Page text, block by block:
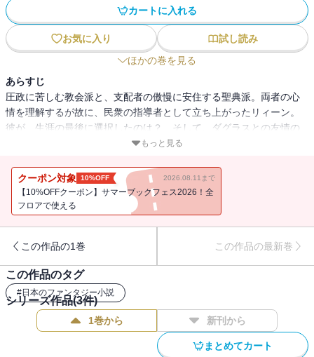
カートに入れる
お気に入り
試し読み
ほかの巻を見る
あらすじ
圧政に苦しむ教会派と、支配者の傲慢に安住する聖典派。両者の心
情を理解するが故に、民衆の指導者として立ち上がったリィーン。
彼が、生涯の最後に選択したのは？ そして、ダグラスとの友情の
行方は――。大地に根を埋める巨木のごとく力強き筆致で、人の彩
もっと見る
クーポン対象 10%OFF 2026.08.11まで
【10%OFFクーポン】サマーブックフェス2026！全
フロアで使える
この作品の1巻 この作品の最新巻
この作品のタグ
#日本のファンタジー小説
シリーズ作品(3件)
1巻から 新刊から
まとめてカート